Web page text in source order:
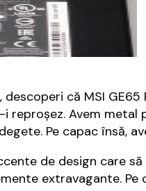
că MSI
reproșez. Avem
Pe capac însă,
de design care
extravagante.